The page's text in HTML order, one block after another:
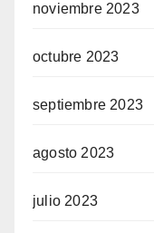
noviembre 2023
octubre 2023
septiembre 2023
agosto 2023
julio 2023